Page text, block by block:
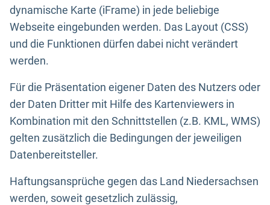
dynamische Karte (iFrame) in jede beliebige
Webseite eingebunden werden. Das Layout (CSS)
und die Funktionen dürfen dabei nicht verändert
werden.
Für die Präsentation eigener Daten des Nutzers oder
der Daten Dritter mit Hilfe des Kartenviewers in
Kombination mit den Schnittstellen (z.B. KML, WMS)
gelten zusätzlich die Bedingungen der jeweiligen
Datenbereitsteller.
Haftungsansprüche gegen das Land Niedersachsen
werden, soweit gesetzlich zulässig,